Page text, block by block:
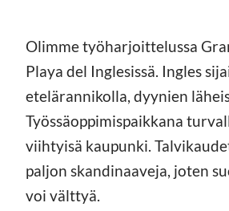
Olimme työharjoittelussa
Playa del Inglesissä. Ingles
etelärannikolla, dyynien
Työssäoppimispaikkana
viihtyisä kaupunki.
paljon skandinaaveja, joten
voi välttyä.